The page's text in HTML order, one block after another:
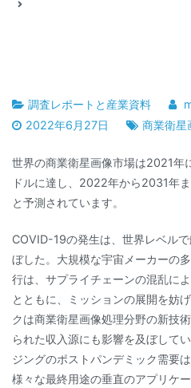
調査レポートと産業資料
2022年6月27日
商業衛星
世界の商業衛星画像市場は2021
ドルに達し、2022年から2031年
と予測されています。
COVID-19の発生は、世界レベル
ぼした。大規模な宇宙メーカーの
行は、サプライチェーンの混乱に
とともに、ミッションの展開を妨
クは商業衛星画像処理分野の新技
られた収入源にも影響を及ぼして
ジングのポストパンデミック需要
様々な最終用途の垂直のアプリケ